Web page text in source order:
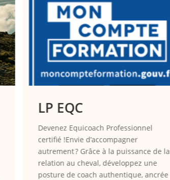
LP EQC
Devenez Equicoach Professionnel
certifié !Envie d’accompagner
autrement ? Grâce à la puissance de la
relation au cheval, développez une
posture de coach authentique, ancrée